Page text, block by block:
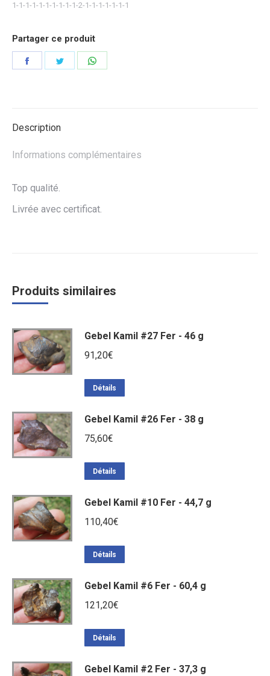
1-1-1-1-1-1-1-1-1-1-2-1-1-1-1-1-1-1
Partager ce produit
Partager Partager
Description
Informations complémentaires
Top qualité.
Livrée avec certificat.
Produits similaires
Gebel Kamil #27 Fer - 46 g
91,20€
Détails
Gebel Kamil #26 Fer - 38 g
75,60€
Détails
Gebel Kamil #10 Fer - 44,7 g
110,40€
Détails
Gebel Kamil #6 Fer - 60,4 g
121,20€
Détails
Gebel Kamil #2 Fer - 37,3 g